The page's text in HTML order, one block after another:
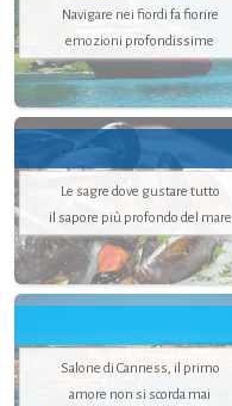
Navigare nei fiordi fa fiorire
emozioni profondissime
Le sagre dove gustare tutto
il sapore più profondo del mare
Salone di Canness, il primo
amore non si scorda mai